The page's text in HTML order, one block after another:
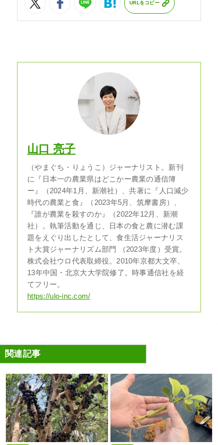
URLをコピー
山口 亮子
（やまぐち・りょうこ）ジャーナリスト。新刊
に『日本一の農業県はどこかー農業の通信簿
ー』（2024年1月、新潮社）、共著に『人口減少
時代の農業と食』（2023年5月、筑摩書房）、
『誰が農業を殺すのか』（2022年12月、新潮
社）。執筆活動を通じ、日本の食と農に潜む課
題をえぐり出したとして、食生活ジャーナリス
ト大賞ジャーナリズム部門 （2023年度）受賞。
株式会社ウロ代表取締役。2010年京都大文卒、
13年中国・北京大大学院修了。時事通信社を経
てフリー。
https://ulo-inc.com/
関連記事